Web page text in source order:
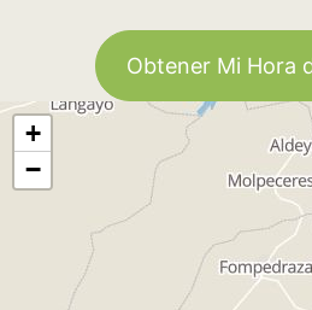
Obtener Mi Hora
+
−